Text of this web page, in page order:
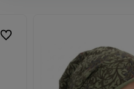
Do ulubionych
Do ulubionych